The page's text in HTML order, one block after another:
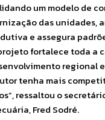
um modelo de
das unidades,
e assegura
fortalece toda a
regional
tenha mais
ressaltou o
Fred Sodré.